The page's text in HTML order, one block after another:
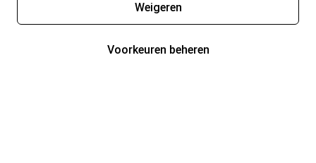
Weigeren
Voorkeuren beheren